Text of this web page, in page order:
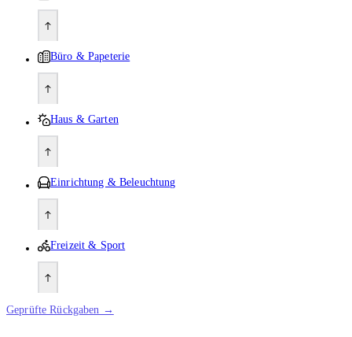
Büro & Papeterie
Haus & Garten
Einrichtung & Beleuchtung
Freizeit & Sport
Geprüfte Rückgaben →